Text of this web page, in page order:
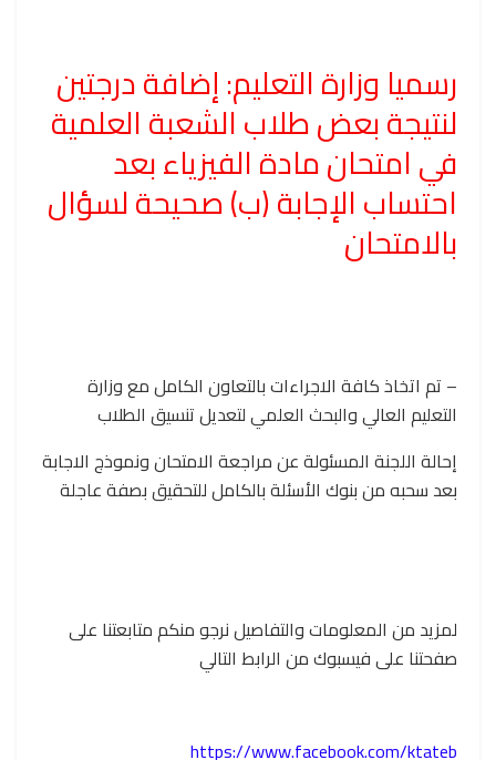
رسميا وزارة التعليم: إضافة درجتين
لنتيجة بعض طلاب الشعبة العلمية
في امتحان مادة الفيزياء بعد
احتساب الإجابة (ب) صحيحة لسؤال
بالامتحان
– تم اتخاذ كافة الاجراءات بالتعاون الكامل مع وزارة
التعليم العالي والبحث العلمي لتعديل تنسيق الطلاب
إحالة اللجنة المسئولة عن مراجعة الامتحان ونموذج الاجابة
بعد سحبه من بنوك الأسئلة بالكامل للتحقيق بصفة عاجلة
لمزيد من المعلومات والتفاصيل نرجو منكم متابعتنا على
صفحتنا على فيسبوك من الرابط التالي
https://www.facebook.com/ktateb